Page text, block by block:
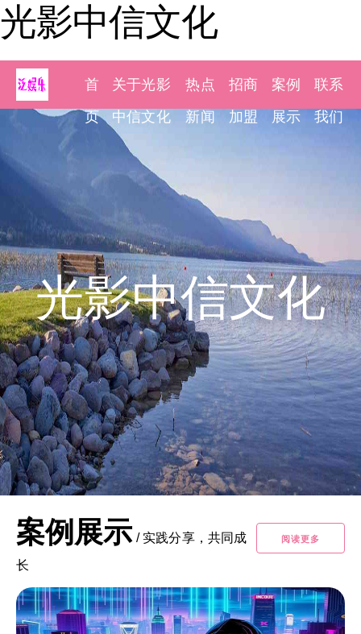
光影中信文化
首
页
关于光影
中信文化
热点
新闻
招商
加盟
案例
展示
联系
我们
光影中信文化
案例展示 / 实践分享，共同成
长
阅读更多